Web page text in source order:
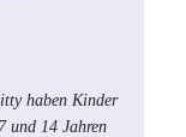
haben Kinder
und 14 Jahren